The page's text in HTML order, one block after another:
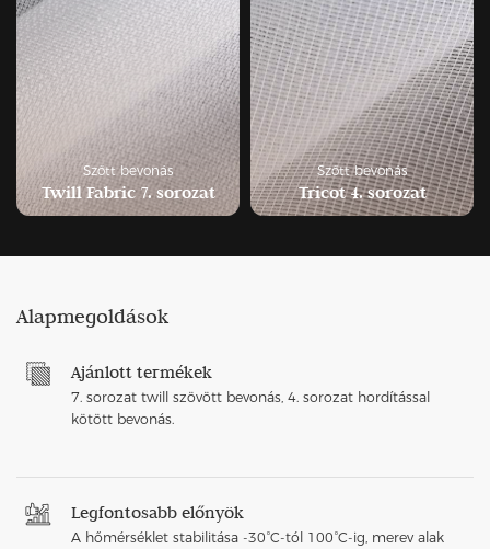
Szőtt bevonás
Twill Fabric 7. sorozat
Szőtt bevonás
Tricot 4. sorozat
Alapmegoldások
Ajánlott termékek
7. sorozat twill szövött bevonás, 4. sorozat hordítással
kötött bevonás.
Legfontosabb előnyök
A hőmérséklet stabilitása -30°C-tól 100°C-ig, merev alak